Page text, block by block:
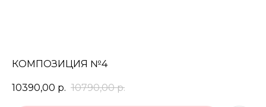
КОМПОЗИЦИЯ №4
10390,00 р. 10790,00 р.